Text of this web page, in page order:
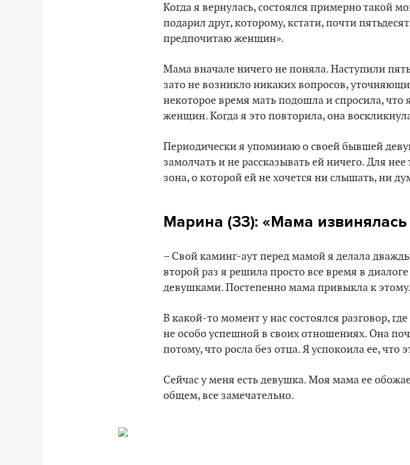
Когда я вернулась, состоялся примерно такой
подарил друг, которому, кстати, почти
предпочитаю женщин».
Мама вначале ничего не поняла. Наступили
зато не возникло никаких вопросов,
некоторое время мать подошла и спросила, что
женщин. Когда я это повторила, она
Периодически я упоминаю о своей бывшей
замолчать и не рассказывать ей ничего. Для
зона, о которой ей не хочется ни слышать, ни
Марина (33): «Мама извинялась
– Свой каминг-аут перед мамой я делала
второй раз я решила просто все время в
девушками. Постепенно мама привыкла к этому.
В какой-то момент у нас состоялся разговор,
не особо успешной в своих отношениях. Она
потому, что росла без отца. Я успокоила ее, что
Сейчас у меня есть девушка. Моя мама ее
общем, все замечательно.